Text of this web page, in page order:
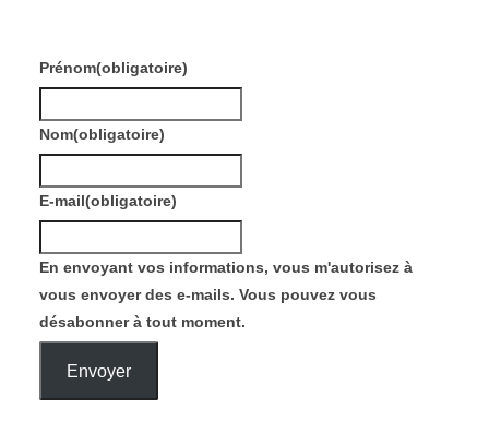
Prénom(obligatoire)
Nom(obligatoire)
E-mail(obligatoire)
En envoyant vos informations, vous m'autorisez à
vous envoyer des e-mails. Vous pouvez vous
désabonner à tout moment.
Envoyer